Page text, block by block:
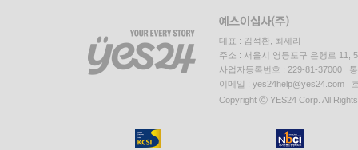
대표 : 김석환, 최세라
주소 : 서울시 영등포구 은행로 11,
사업자등록번호 : 229-81-37000
이메일 : yes24help@yes24.com
Copyright ⓒ YES24 Corp. All